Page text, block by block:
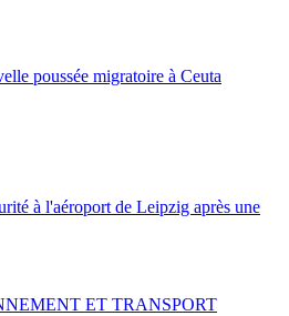
poussée migratoire à Ceuta
à l'aéroport de Leipzig après une
ET TRANSPORT